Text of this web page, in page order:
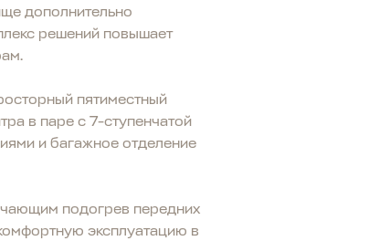
дополнительно
решений повышает
пятиместный
в паре с 7-ступенчатой
и багажное отделение
подогрев передних
эксплуатацию в